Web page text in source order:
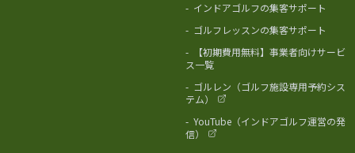
- インドアゴルフの集客サポート
- ゴルフレッスンの集客サポート
-
【初期費用無料】事業者向けサービ
ス一覧
- ゴルレン（ゴルフ施設専用予約シス
テム）
- YouTube（インドアゴルフ運営の発
信）